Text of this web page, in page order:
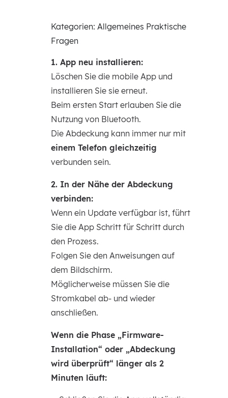
Kategorien: Allgemeines Praktische
Fragen
1. App neu installieren:
Löschen Sie die mobile App und
installieren Sie sie erneut.
Beim ersten Start erlauben Sie die
Nutzung von Bluetooth.
Die Abdeckung kann immer nur mit
einem Telefon gleichzeitig
verbunden sein.
2. In der Nähe der Abdeckung
verbinden:
Wenn ein Update verfügbar ist, führt
Sie die App Schritt für Schritt durch
den Prozess.
Folgen Sie den Anweisungen auf
dem Bildschirm.
Möglicherweise müssen Sie die
Stromkabel ab- und wieder
anschließen.
Wenn die Phase „Firmware-
Installation“ oder „Abdeckung
wird überprüft“ länger als 2
Minuten läuft: